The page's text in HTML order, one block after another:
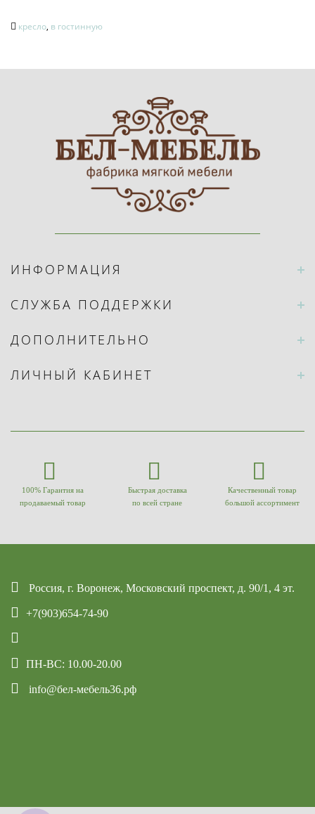
кресло, в гостинную
ИНФОРМАЦИЯ
СЛУЖБА ПОДДЕРЖКИ
ДОПОЛНИТЕЛЬНО
ЛИЧНЫЙ КАБИНЕТ
100% Гарантия на
продаваемый товар
Быстрая доставка
по всей стране
Качественный товар
большой ассортимент
Россия, г. Воронеж, Московский проспект, д. 90/1, 4 эт.
+7(903)654-74-90
ПН-ВС: 10.00-20.00
info@бел-мебель36.рф